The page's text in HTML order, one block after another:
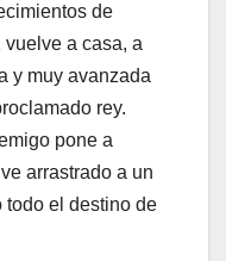
de
vuelve a casa, a
y muy avanzada
rey.
pone a
arrastrado a un
todo el destino de